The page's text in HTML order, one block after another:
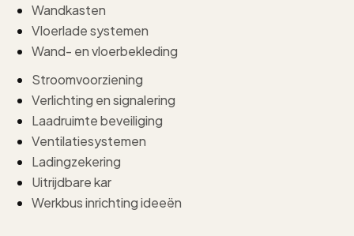
Wandkasten
Vloerlade systemen
Wand- en vloerbekleding
Stroomvoorziening
Verlichting en signalering
Laadruimte beveiliging
Ventilatiesystemen
Ladingzekering
Uitrijdbare kar
Werkbus inrichting ideeën